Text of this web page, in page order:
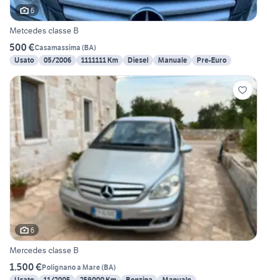
6
Metcedes classe B
500 €Casamassima (BA)
Usato
05/2006 1111111 Km Diesel Manuale Pre-Euro
6
Mercedes classe B
1.500 €Polignano a Mare(BA)